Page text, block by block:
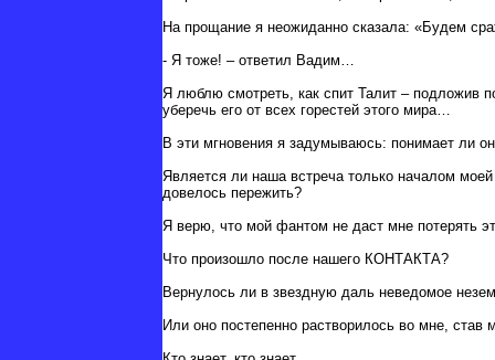
На прощание я неожиданно сказала: «Будем
- Я тоже! – ответил Вадим…
Я люблю смотреть, как спит Талит – подложив
уберечь его от всех горестей этого мира…
В эти мгновения я задумываюсь: понимает ли
Является ли наша встреча только началом
довелось пережить?
Я верю, что мой фантом не даст мне потерять
Что произошло после нашего КОНТАКТА?
Вернулось ли в звездную даль неведомое
Или оно постепенно растворилось во мне, став